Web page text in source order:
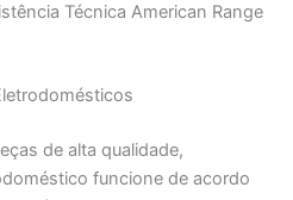
Técnica American Range
de alta qualidade,
funcione de acordo